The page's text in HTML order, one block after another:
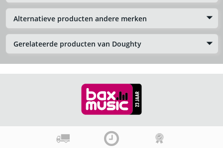
Alternatieve producten andere merken
Gerelateerde producten van Doughty